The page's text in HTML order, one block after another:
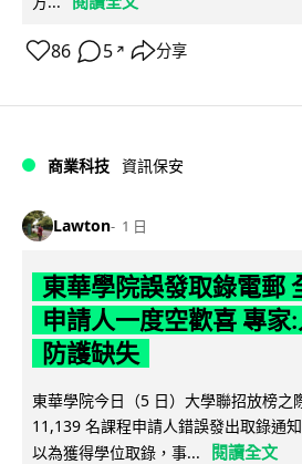
86 5 ↗ 分享
商業科技 資訊保安
Lawton 1 日
東華學院誤發取錄電郵
申請人一度空歡喜 專
防護缺失
東華學院今日（5 日）大學聯招放榜之
11,139 名課程申請人錯誤發出取錄通
以為獲得學位取錄，事...
閱讀全文